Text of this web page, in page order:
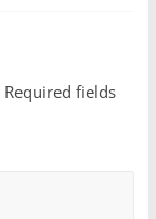
Required fields